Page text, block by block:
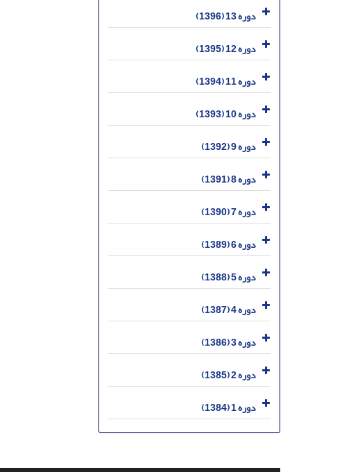
دوره 13 (1396)
دوره 12 (1395)
دوره 11 (1394)
دوره 10 (1393)
دوره 9 (1392)
دوره 8 (1391)
دوره 7 (1390)
دوره 6 (1389)
دوره 5 (1388)
دوره 4 (1387)
دوره 3 (1386)
دوره 2 (1385)
دوره 1 (1384)